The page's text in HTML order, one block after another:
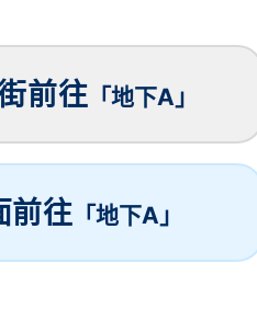
前往 「地下A」
前往 「地下A」